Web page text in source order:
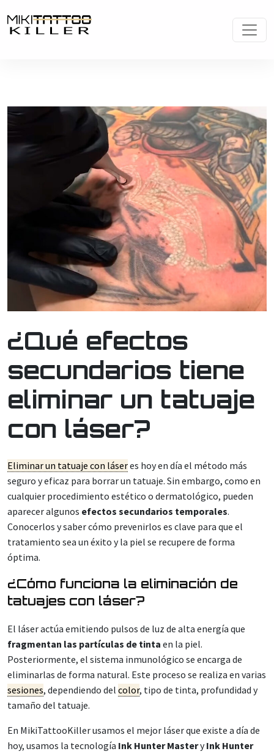
¿Qué efectos
secundarios tiene
eliminar un tatuaje
con láser?
Eliminar un tatuaje con láseres hoy en día el método más
seguro y eficaz para borrar un tatuaje. Sin embargo, como en
cualquier procedimiento estético o dermatológico, pueden
aparecer algunos efectos secundarios temporales.
Conocerlos y saber cómo prevenirlos es clave para que el
tratamiento sea un éxito y la piel se recupere de forma
óptima.
¿Cómo funciona la eliminación de
tatuajes con láser?
El láser actúa emitiendo pulsos de luz de alta energía que
fragmentan las partículas de tinta en la piel.
Posteriormente, el sistema inmunológico se encarga de
eliminarlas de forma natural. Este proceso se realiza en varias
sesiones, dependiendo del color, tipo de tinta, profundidad y
tamaño del tatuaje.
En MikiTattooKiller usamos el mejor láser que existe a día de
hoy, usamos la tecnología Ink Hunter MasteryInk Hunter